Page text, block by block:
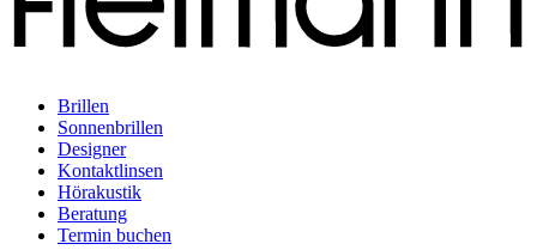
Brillen
Sonnenbrillen
Designer
Kontaktlinsen
Hörakustik
Beratung
Termin buchen